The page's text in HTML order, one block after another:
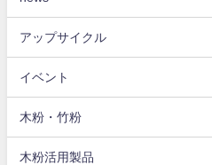
アップサイクル
イベント
木粉・竹粉
木粉活用製品